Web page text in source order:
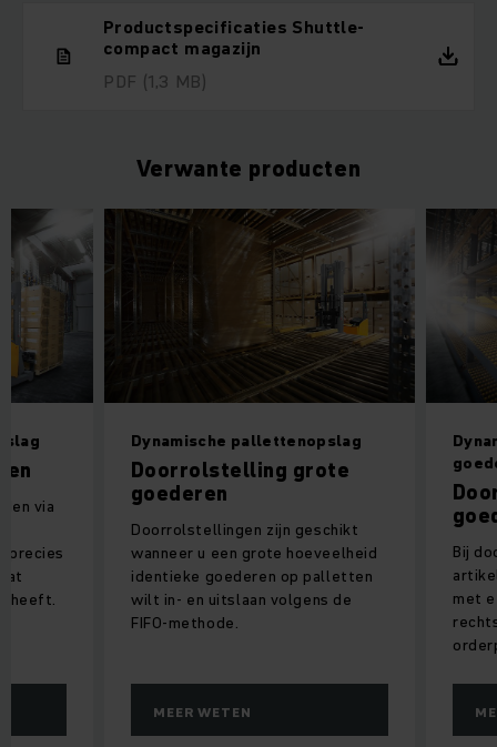
Productspecificaties Shuttle-
compact magazijn
PDF (1,3 MB)
Verwante producten
Dynamische pallettenopslag
Doorrolstelling grote
goederen
Doorrolstellingen zijn geschikt
wanneer u een grote hoeveelheid
identieke goederen op palletten
wilt in- en uitslaan volgens de
FIFO-methode.
MEER WETEN
Bij
met
via
precies
heeft.